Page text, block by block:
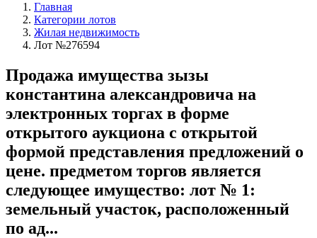
Главная
Категории лотов
Жилая недвижимость
Лот №276594
Продажа имущества зызы
константина александровича на
электронных торгах в форме
открытого аукциона с открытой
формой представления предложений о
цене. предметом торгов является
следующее имущество: лот № 1:
земельный участок, расположенный
по ад...